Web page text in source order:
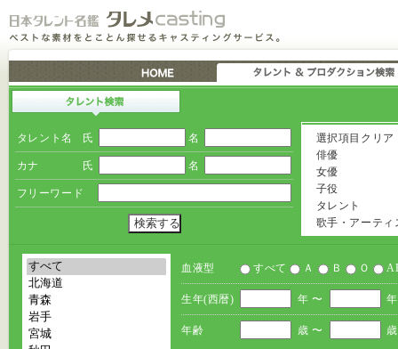
タレント名 氏 名
カナ 氏 名
フリーワード
選択項目クリア
俳優
女優
子役
タレント
歌手・アーティ
血液型 すべて Ａ Ｂ Ｏ
生年(西暦) 年 〜
年齢 歳 〜 歳